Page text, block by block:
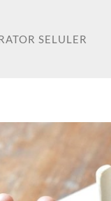
SELULER